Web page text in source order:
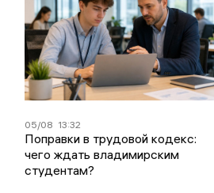
05/08 13:32
Поправки в трудовой кодекс:
чего ждать владимирским
студентам?